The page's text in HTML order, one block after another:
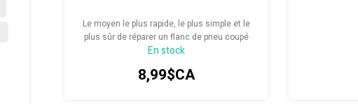
Le moyen le plus rapide, le plus simple et le
plus sûr de réparer un flanc de pneu coupé
ou usé.
En stock
8,99$CA